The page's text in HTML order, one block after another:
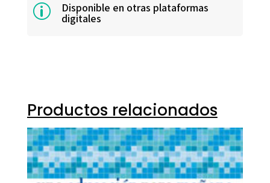
p Disponible en otras plataformas
digitales
Productos relacionados